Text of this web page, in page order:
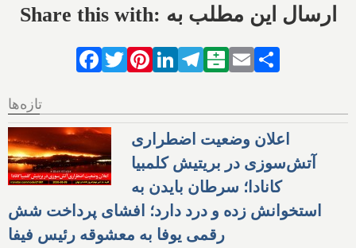
Share this with: ارسال این مطلب به
Facebook
TwitterPinterestLinkedIn
Telegram
Balatarin
Email
تازه‌ها
اعلان وضعیت اضطراری
آتش‌سوزی در بریتیش کلمبیا
کانادا؛ سرطان بایدن به
استخوانش زده و درد دارد؛ افشای پرداخت شش
رقمی یوفا به معشوقه رئیس فیفا